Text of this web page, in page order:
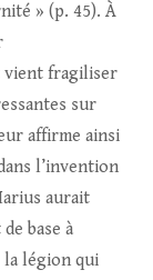
» (p. 45). À
vient fragiliser
sur
affirme ainsi
l’invention
aurait
base à
la légion qui